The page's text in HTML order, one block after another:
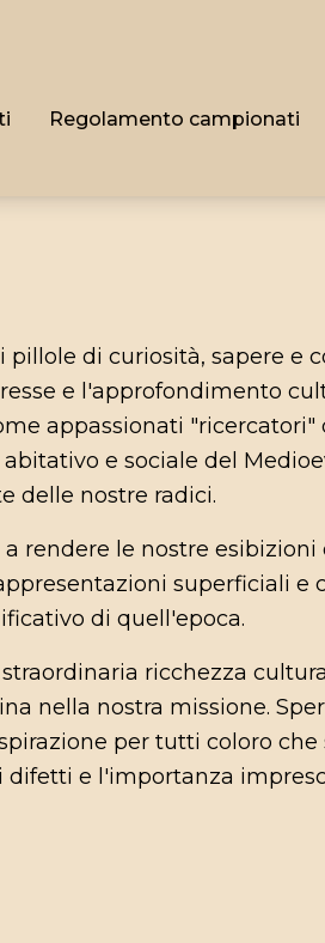
Regolamento campionati
pillole di curiosità, sapere e
e l'approfondimento
appassionati "ricercatori"
e sociale del
delle nostre radici.
rendere le nostre
superficiali e
di quell'epoca.
ricchezza
nella nostra missione.
per tutti coloro che
difetti e l'importanza